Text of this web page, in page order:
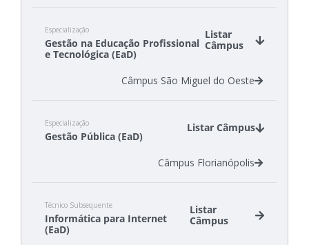
Especialização
Gestão na Educação Profissional
e Tecnológica (EaD)
Listar
Câmpus
Câmpus São Miguel do Oeste
Especialização
Gestão Pública (EaD)
Listar Câmpus
Câmpus Florianópolis
Técnico Subsequente
Informática para Internet
(EaD)
Listar
Câmpus